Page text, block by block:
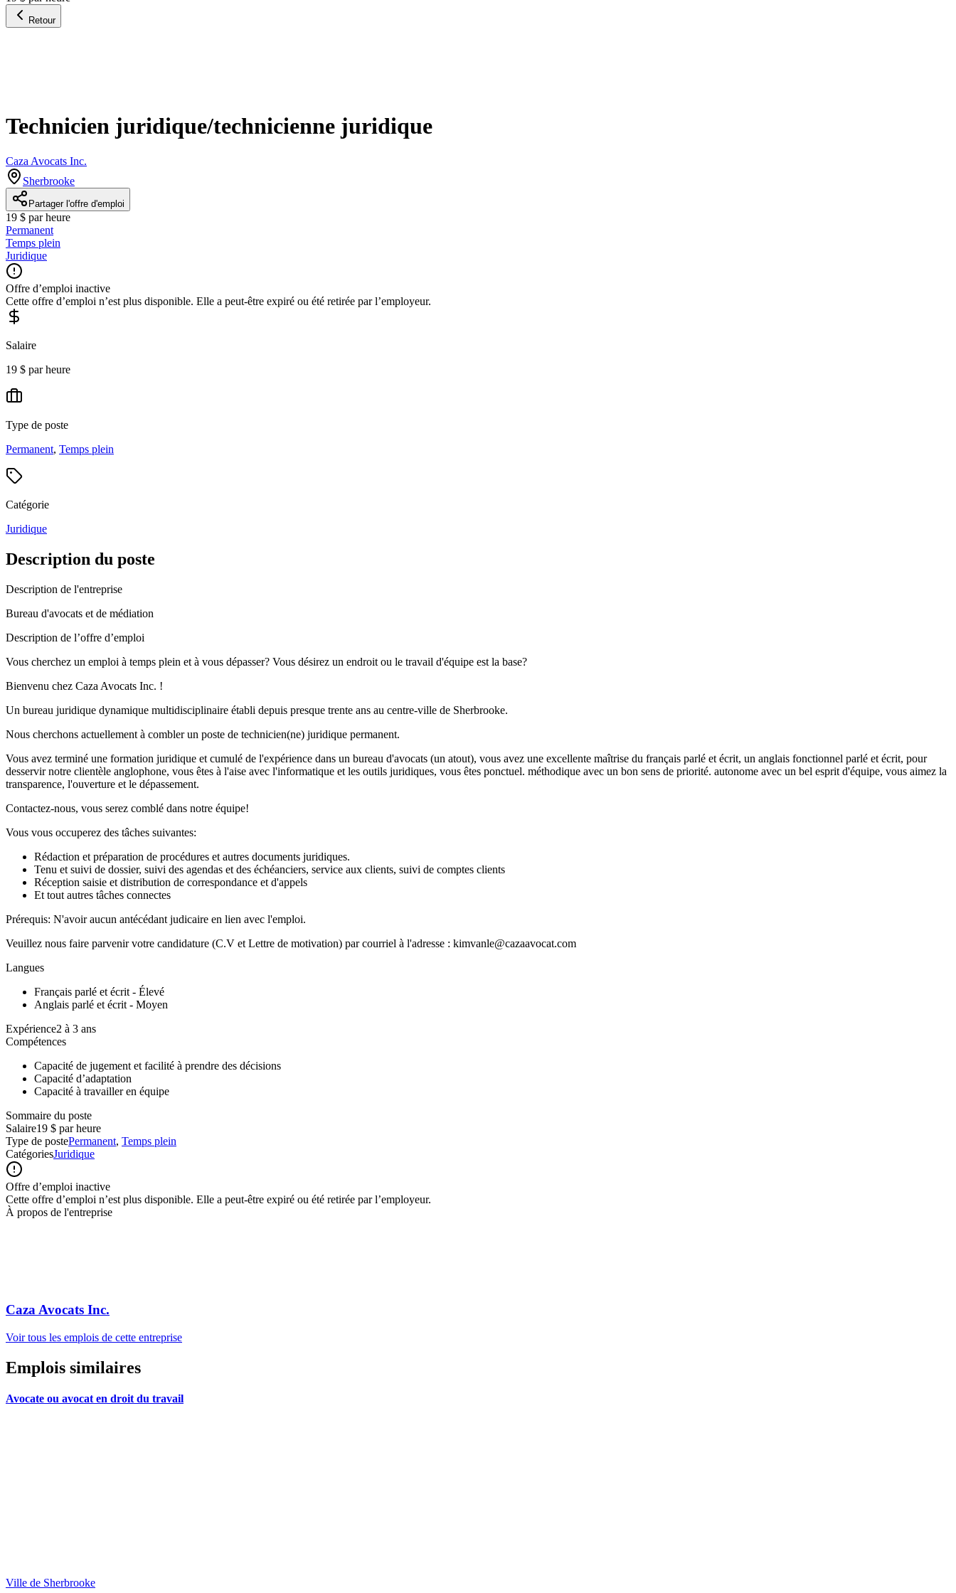
Retour
Technicien juridique/technicienne juridique
Caza Avocats Inc.
Sherbrooke
Partager l'offre d'emploi
19 $ par heure
Permanent
Temps plein
Juridique
Offre d’emploi inactive
Cette offre d’emploi n’est plus disponible. Elle a peut-être expiré ou été retirée par l’employeur.
Salaire
19 $ par heure
Type de poste
Permanent, Temps plein
Catégorie
Juridique
Description du poste
Description de l'entreprise
Bureau d'avocats et de médiation
Description de l’offre d’emploi
Vous cherchez un emploi à temps plein et à vous dépasser? Vous désirez un endroit ou le travail d'équipe est la base?
Bienvenu chez Caza Avocats Inc. !
Un bureau juridique dynamique multidisciplinaire établi depuis presque trente ans au centre-ville de Sherbrooke.
Nous cherchons actuellement à combler un poste de technicien(ne) juridique permanent.
Vous avez terminé une formation juridique et cumulé de l'expérience dans un bureau d'avocats (un atout), vous avez une excellente maîtrise du français parlé et écrit, un anglais fonctionnel parlé et écrit, pour
desservir notre clientèle anglophone, vous êtes à l'aise avec l'informatique et les outils juridiques, vous êtes ponctuel. méthodique avec un bon sens de priorité. autonome avec un bel esprit d'équipe, vous aimez la
transparence, l'ouverture et le dépassement.
Contactez-nous, vous serez comblé dans notre équipe!
Vous vous occuperez des tâches suivantes:
Rédaction et préparation de procédures et autres documents juridiques.
Tenu et suivi de dossier, suivi des agendas et des échéanciers, service aux clients, suivi de comptes clients
Réception saisie et distribution de correspondance et d'appels
Et tout autres tâches connectes
Prérequis: N'avoir aucun antécédant judicaire en lien avec l'emploi.
Veuillez nous faire parvenir votre candidature (C.V et Lettre de motivation) par courriel à l'adresse : kimvanle@cazaavocat.com
Langues
Français parlé et écrit - Élevé
Anglais parlé et écrit - Moyen
Expérience2 à 3 ans
Compétences
Capacité de jugement et facilité à prendre des décisions
Capacité d’adaptation
Capacité à travailler en équipe
Sommaire du poste
Salaire19 $ par heure
Type de postePermanent, Temps plein
CatégoriesJuridique
Offre d’emploi inactive
Cette offre d’emploi n’est plus disponible. Elle a peut-être expiré ou été retirée par l’employeur.
À propos de l'entreprise
Caza Avocats Inc.
Voir tous les emplois de cette entreprise
Emplois similaires
Avocate ou avocat en droit du travail
Ville de Sherbrooke